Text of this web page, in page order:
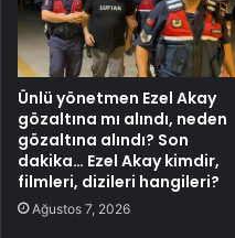
Ünlü yönetmen Ezel Akay
gözaltına mı alındı, neden
gözaltına alındı? Son
dakika… Ezel Akay kimdir,
filmleri, dizileri hangileri?
Ağustos 7, 2026